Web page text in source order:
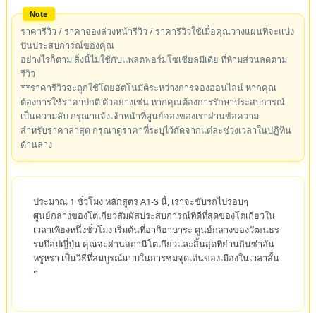
ราคารีวิว / ราคาจองล่วงหน้ารีวิว / ราคารีวิวใช้เมื่อคุณวางแผนที่จะแบ่ง
ปันประสบการณ์ของคุณ
อย่างไรก็ตาม สิ่งนี้ไม่ใช้กับแพลตฟอร์มโซเชียลมีเดีย ที่ห้ามส่วนลดตาม
รีวิว
**ราคารีวิวจะถูกใช้โดยอัตโนมัติระหว่างการจองออนไลน์ หากคุณ
ต้องการใช้ราคาปกติ ตัวอย่างเช่น หากคุณต้องการรักษาประสบการณ์
เป็นความลับ กรุณาแจ้งเจ้าหน้าที่ศูนย์จองของเราผ่านข้อความ
สำหรับราคาล่าสุด กรุณาดูราคาที่ระบุไว้ถัดจากแต่ละช่วงเวลาในปฏิทิน
ด้านล่าง
ประมาณ 1 ชั่วโมง หลักสูตร A1-S นี้, เราจะขับรถไปรอบๆ
ศูนย์กลางของโตเกียวสัมผัสประสบการณ์ที่ดีที่สุดของโตเกียวใน
เวลาเพียงหนึ่งชั่วโมง เริ่มต้นที่อากิฮาบาระ ศูนย์กลางของวัฒนธร
รมป๊อปญี่ปุ่น คุณจะผ่านสถานีโตเกียวและสิ้นสุดที่ย่านกินซ่าอัน
หรูหรา เป็นวิธีที่สมบูรณ์แบบในการชมจุดเด่นของเมืองในเวลาสั้น
ๆ